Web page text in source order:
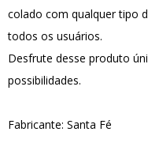
colado com qualquer tipo
todos os usuários.
Desfrute desse produto
possibilidades.
Fabricante: Santa Fé